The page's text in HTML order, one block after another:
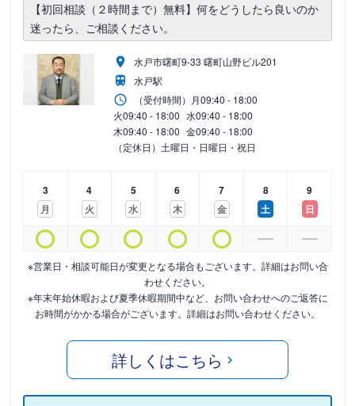
【初回相談（２時間まで）無料】何をどうしたら良いのか
迷ったら、ご相談ください。
水戸市曙町9-33 曙町山野ビル201
水戸駅
（受付時間） 月09:40 - 18:00
火09:40 - 18:00 水09:40 - 18:00
木09:40 - 18:00 金09:40 - 18:00
（定休日）土曜日・日曜日・祝日
3
月
4
火
5
水
6
木
7
金
8
土
9
日
※営業日・相談可能日が変更となる場合もございます。詳細はお問い合
わせください。
※年末年始休暇および夏季休暇期間中など、お問い合わせへのご返答に
お時間がかかる場合がございます。詳細はお問い合わせください。
詳しくはこちら